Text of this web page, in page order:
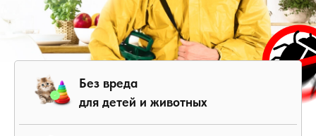
Без вреда
для детей и животных